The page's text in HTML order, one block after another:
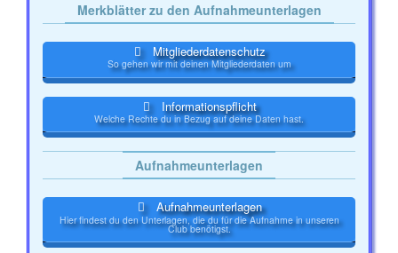
Merkblätter zu den Aufnahmeunterlagen
Mitgliederdatenschutz
So gehen wir mit deinen Mitgliederdaten um
Informationspflicht
Welche Rechte du in Bezug auf deine Daten hast.
Aufnahmeunterlagen
Aufnahmeunterlagen
Hier findest du den Unterlagen, die du für die Aufnahme in unseren
Club benötigst.